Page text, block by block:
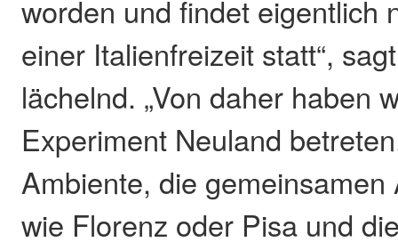
worden und findet eigentlich
einer Italienfreizeit statt“,
lächelnd. „Von daher haben
Experiment Neuland
Ambiente, die
wie Florenz oder Pisa und